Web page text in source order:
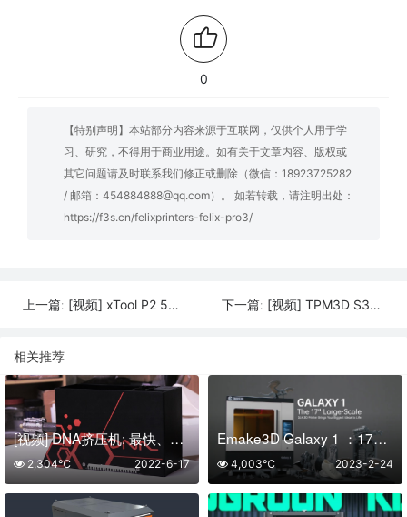
0
【特别声明】本站部分内容来源于互联网，仅供个人用于学
习、研究，不得用于商业用途。如有关于文章内容、版权或
其它问题请及时联系我们修正或删除（微信：18923725282
/ 邮箱：454884888@qq.com）。 如若转载，请注明出处：
https://f3s.cn/felixprinters-felix-pro3/
上一篇: [视频] xTool P2 55W CO2 智能桌面激光雕刻切割机 下一篇: [视频] TPM3D S360 SLS 3D打印机 一款综合性能优秀的增材制造系统
相关推荐
[视频] DNA挤压机: 最快、最精确的家用细丝挤压机
2022-6-17
2,304℃
Emake3D Galaxy 1 ：17英寸大型SLA 3D打印机
2023-2-24
4,003℃